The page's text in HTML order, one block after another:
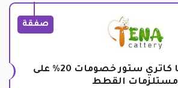
صفقة
كود خصم تينا كاتري ستور خصومات 20% على
مستلزمات القطط